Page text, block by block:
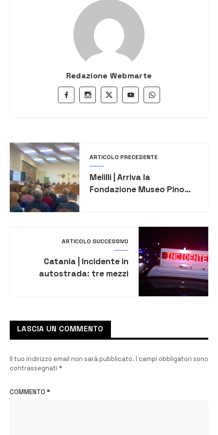
Redazione Webmarte
ARTICOLO PRECEDENTE
Melilli | Arriva la
Fondazione Museo Pino
ARTICOLO SUCCESSIVO
Catania | Incidente in
autostrada: tre mezzi
LASCIA UN COMMENTO
Il tuo indirizzo email non sarà pubblicato. I campi obbligatori sono
contrassegnati *
COMMENTO *